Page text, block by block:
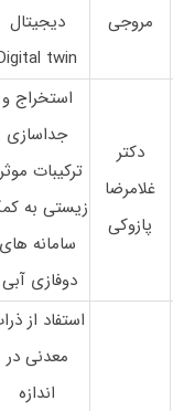
مروجی
دیجیتال
twin
دکتر
غلامرضا
پازوکی
استخراج و
جداسازی
ترکیبات
زیستی به
سامانه
دوفازی
استفاد از
معدنی در
اندازه